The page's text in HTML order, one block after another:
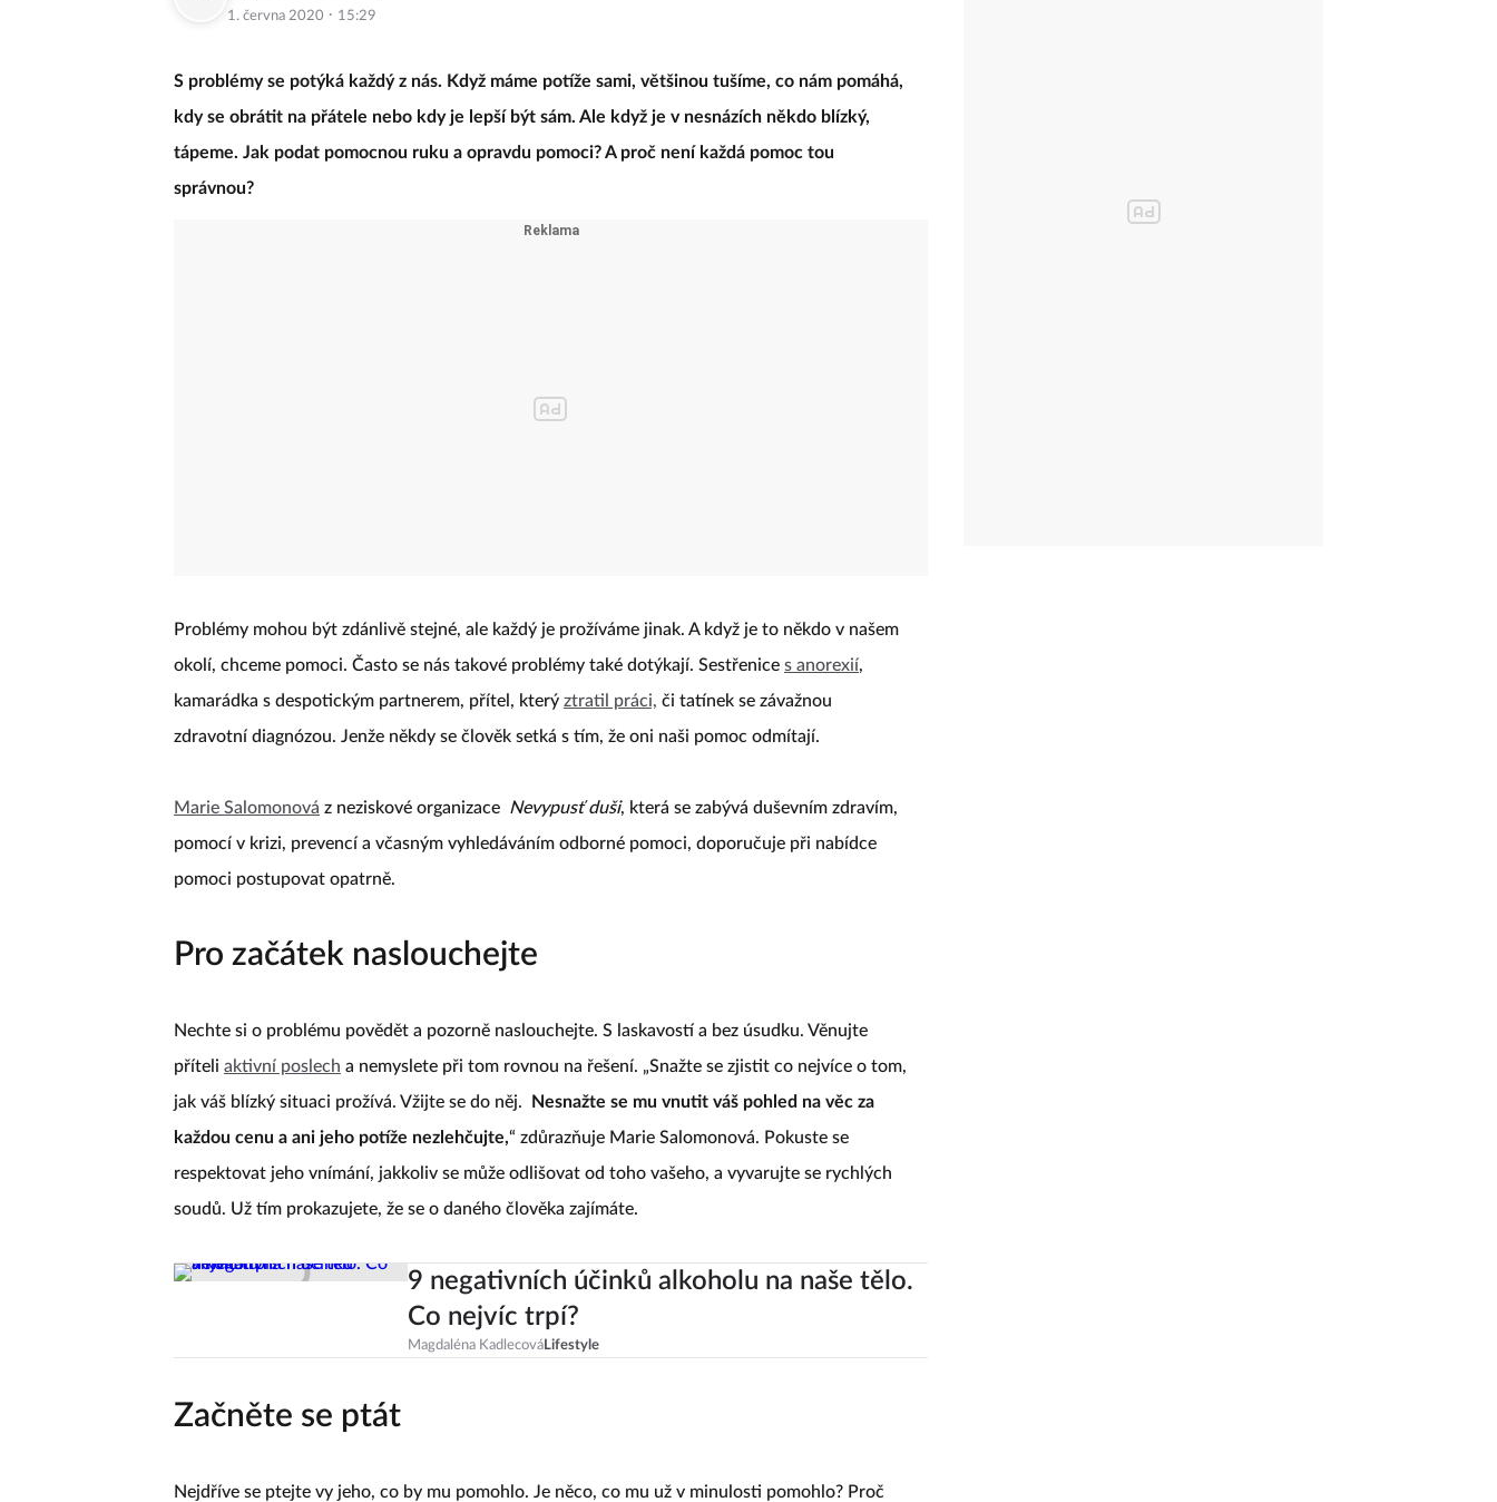
1. června 2020 · 15:29
S problémy se potýká každý z nás. Když máme potíže sami, většinou tušíme, co nám pomáhá,
kdy se obrátit na přátele nebo kdy je lepší být sám. Ale když je v nesnázích někdo blízký,
tápeme. Jak podat pomocnou ruku a opravdu pomoci? A proč není každá pomoc tou
správnou?
Problémy mohou být zdánlivě stejné, ale každý je prožíváme jinak. A když je to někdo v našem
okolí, chceme pomoci. Často se nás takové problémy také dotýkají. Sestřenice s anorexií,
kamarádka s despotickým partnerem, přítel, který ztratil práci, či tatínek se závažnou
zdravotní diagnózou. Jenže někdy se člověk setká s tím, že oni naši pomoc odmítají.
Marie Salomonová z neziskové organizace Nevypusť duši, která se zabývá duševním zdravím,
pomocí v krizi, prevencí a včasným vyhledáváním odborné pomoci, doporučuje při nabídce
pomoci postupovat opatrně.
Pro začátek naslouchejte
Nechte si o problému povědět a pozorně naslouchejte. S laskavostí a bez úsudku. Věnujte
příteli aktivní poslech a nemyslete při tom rovnou na řešení. „Snažte se zjistit co nejvíce o tom,
jak váš blízký situaci prožívá. Vžijte se do něj.
Nesnažte se mu vnutit váš pohled na věc za
každou cenu a ani jeho potíže nezlehčujte,“ zdůrazňuje Marie Salomonová. Pokuste se
respektovat jeho vnímání, jakkoliv se může odlišovat od toho vašeho, a vyvarujte se rychlých
soudů. Už tím prokazujete, že se o daného člověka zajímáte.
9 negativních účinků alkoholu na naše tělo.
Co nejvíc trpí?
Magdaléna KadlecováLifestyle
Začněte se ptát
Nejdříve se ptejte vy jeho, co by mu pomohlo. Je něco, co mu už v minulosti pomohlo? Proč